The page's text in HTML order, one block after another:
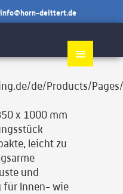
info@horn-deittert.de
≡
de/Products/
x 1000 mm
leicht zu
und
für Innen- wie